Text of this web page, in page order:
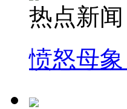
热点新闻
愤怒母